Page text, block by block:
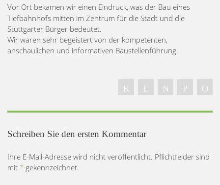
Vor Ort bekamen wir einen Eindruck, was der Bau eines
Tiefbahnhofs mitten im Zentrum für die Stadt und die
Stuttgarter Bürger bedeutet.
Wir waren sehr begeistert von der kompetenten,
anschaulichen und informativen Baustellenführung.
Schreiben Sie den ersten Kommentar
Ihre E-Mail-Adresse wird nicht veröffentlicht. Pflichtfelder sind
mit * gekennzeichnet.